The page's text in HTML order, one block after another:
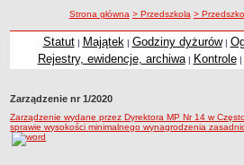
Zespoły Szkół
Techniczne Zakłady Naukowe
Przedszkola Miejskie
ARCHIWUM SZKÓŁ I PLACÓWEK
Zlikwidowane gimnazja
ścieżka nawigacji
Strona główna > Przedszkola >
Statut| Majątek | Godziny dyżurów|
Rejestry, ewidencje, archiwa| Kontrole|
Zarządzenie nr 1/2020
Zarządzenie wydane przez Dyrektora MP Nr 14 w
sprawie wysokości minimalnego wynagrodzenia